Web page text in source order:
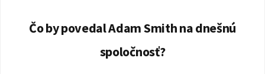
Čo by povedal Adam Smith na dnešnú
spoločnosť?